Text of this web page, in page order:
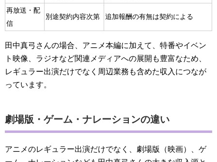
再放送・配
信
別途契約内容次第 追加報酬の有無は契約による
田中真弓さんの場合、アニメ本編に加えて、特番やイベン
ト映像、ラジオなど関連メディアへの展開も豊富なため、
レギュラー出演だけでなく周辺業務も含めた収入につなが
っています。
劇場版・ゲーム・ナレーションの違い
アニメのレギュラー出演だけでなく、劇場版（映画）、ゲ